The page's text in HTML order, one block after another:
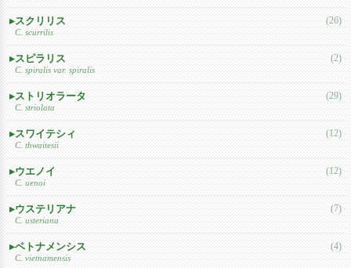
スクリリス
C. scurrilis
(26)
スピラリス
C. spiralis var. spiralis
(2)
ストリオラータ
C. striolata
(29)
スワイテシィ
C. thwaitesii
(12)
ウエノイ
C. uenoi
(12)
ウステリアナ
C. usteriana
(7)
ベトナメンシス
C. vietnamensis
(4)